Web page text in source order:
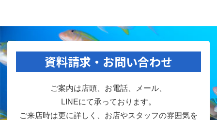
資料請求・お問い合わせ
ご案内は店頭、お電話、メール、
LINEにて承っております。
ご来店時は更に詳しく、お店やスタッフの雰囲気を